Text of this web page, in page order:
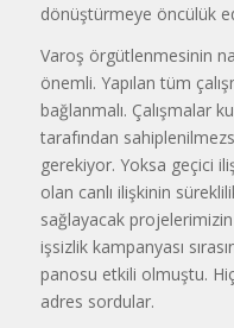
dönüştürmeye öncülük
Varoş örgütlenmesinin
önemli. Yapılan tüm
bağlanmalı. Çalışmalar
tarafından
gerekiyor. Yoksa geçici
olan canlı ilişkinin
sağlayacak
işsizlik kampanyası
panosu etkili olmuştu. Hiç
adres sordular.